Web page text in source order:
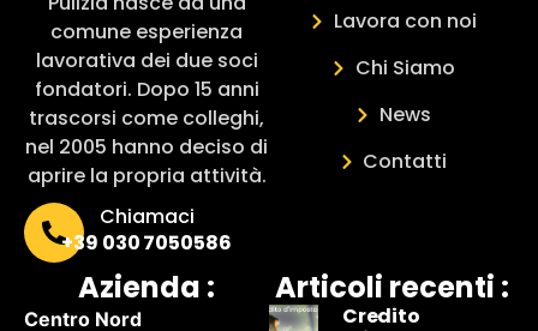
comune esperienza
lavorativa dei due soci
fondatori. Dopo 15 anni
trascorsi come colleghi,
nel 2005 hanno deciso di
aprire la propria attività.
Chiamaci
+39 030 7050586
Lavora con noi
Chi Siamo
News
Contatti
Azienda :
Centro Nord
Articoli recenti :
Credito